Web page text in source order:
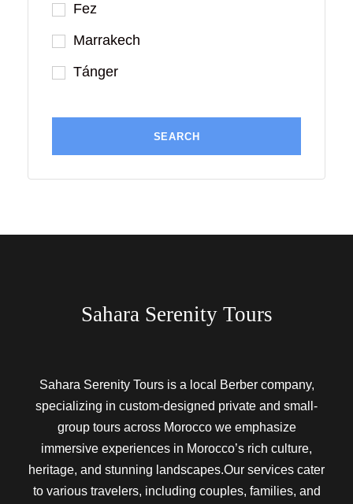
Fez
Marrakech
Tánger
Sahara Serenity Tours
Sahara Serenity Tours is a local Berber company,
specializing in custom-designed private and small-
group tours across Morocco we emphasize
immersive experiences in Morocco’s rich culture,
heritage, and stunning landscapes.Our services cater
to various travelers, including couples, families, and